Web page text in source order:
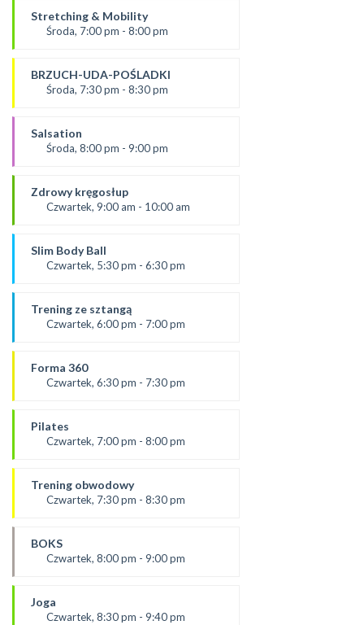
Ania
*Zajęcia dla dorosłych i dzieci
Stretching & Mobility
Środa, 7:00 pm - 8:00 pm
Żaneta
*Zajęcia dla dorosłych i dzieci
BRZUCH-UDA-POŚLADKI
Środa, 7:30 pm - 8:30 pm
Agata
*Zajęcia dla dorosłych i dzieci
Salsation
Środa, 8:00 pm - 9:00 pm
Asia
SALA 2
Zdrowy kręgosłup
Czwartek, 9:00 am - 10:00 am
Ania
*Zajęcia dla dorosłych i dzieci
Slim Body Ball
Czwartek, 5:30 pm - 6:30 pm
Ola C.
SALA 1
Trening ze sztangą
Czwartek, 6:00 pm - 7:00 pm
prowadząca:
Karolina
Forma 360
Czwartek, 6:30 pm - 7:30 pm
Ola C.
SALA 1
Pilates
Czwartek, 7:00 pm - 8:00 pm
Żaneta
*Zajęcia dla dorosłych i dzieci
Trening obwodowy
Czwartek, 7:30 pm - 8:30 pm
Aneta J
SALA 1
BOKS
Czwartek, 8:00 pm - 9:00 pm
Mateusz
SALA 2
Joga
Czwartek, 8:30 pm - 9:40 pm